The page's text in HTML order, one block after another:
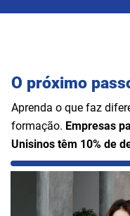
O próximo
Aprenda o que faz
formação. Empresas
Unisinos têm 10% de